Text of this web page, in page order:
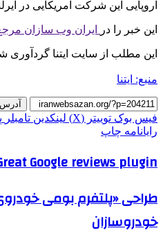
اروپایی این شرکت آمریکایی در
این خبر را در ایران وب سازان
این مطلب از سایت ایتنا
منبع: ایتنا
فیس بوک توییتر (X) لینکدین ‫تامبلر
رایانامه چاپ
Google reviews plugin
طراحی «پلتفرم بومی
خودروسازان